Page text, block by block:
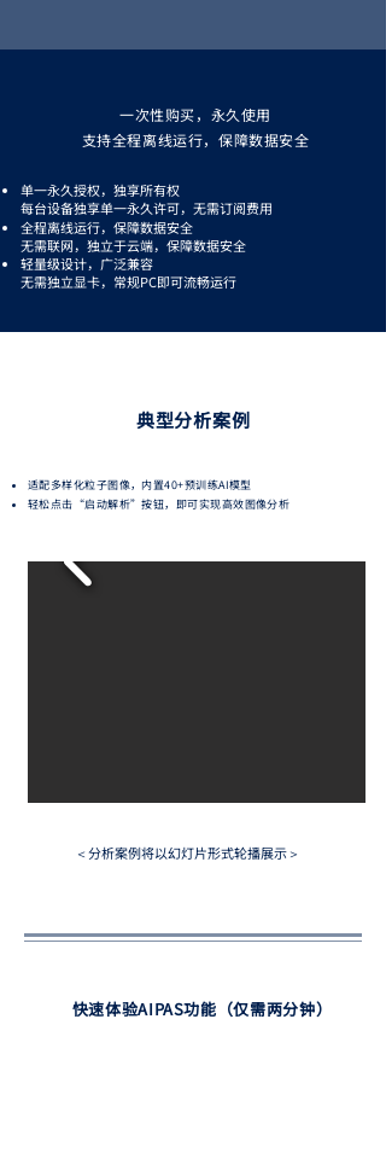
一次性购买，永久使用
支持全程离线运行，保障数据安全
单一永久授权，独享所有权
每台设备独享单一永久许可，无需订阅费用
全程离线运行，保障数据安全
无需联网，独立于云端，保障数据安全
轻量级设计，广泛兼容
无需独立显卡，常规PC即可流畅运行
典型分析案例
适配多样化粒子图像，内置40+预训练AI模型
轻松点击“启动解析”按钮，即可实现高效图像分析
＜分析案例将以幻灯片形式轮播展示＞
快速体验AIPAS功能（仅需两分钟）